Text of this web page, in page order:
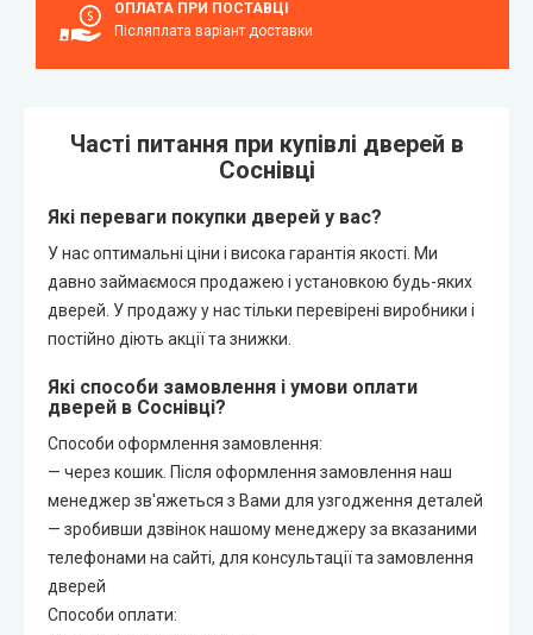
ОПЛАТА ПРИ ПОСТАВЦІ
Післяплата варіант доставки
Часті питання при купівлі дверей в
Соснівці
Які переваги покупки дверей у вас?
У нас оптимальні ціни і висока гарантія якості. Ми
давно займаємося продажею і установкою будь-яких
дверей. У продажу у нас тільки перевірені виробники і
постійно діють акції та знижки.
Які способи замовлення і умови оплати
дверей в Соснівці?
Способи оформлення замовлення:
— через кошик. Після оформлення замовлення наш
менеджер зв'яжеться з Вами для узгодження деталей
— зробивши дзвінок нашому менеджеру за вказаними
телефонами на сайті, для консультації та замовлення
дверей
Способи оплати: